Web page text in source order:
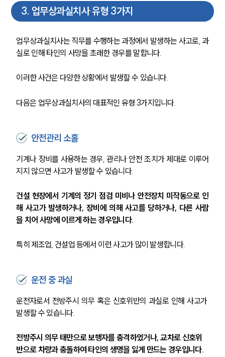
3. 업무상과실치사 유형 3가지
업무상과실치사는 직무를 수행하는 과정에서 발생하는 사고로, 과
실로 인해 타인의 사망을 초래한 경우를 말합니다.
이러한 사건은 다양한 상황에서 발생할 수 있습니다.
다음은 업무상과실치사의 대표적인 유형 3가지입니다.
안전관리 소홀
기계나 장비를 사용하는 경우, 관리나 안전 조치가 제대로 이루어
지지 않으면 사고가 발생할 수 있습니다.
건설 현장에서 기계의 정기 점검 미비나 안전장치 미작동으로 인
해 사고가 발생하거나, 장비에 의해 사고를 당하거나, 다른 사람
을 치어 사망에 이르게 하는 경우입니다.
특히 제조업, 건설업 등에서 이런 사고가 많이 발생합니다.
운전 중 과실
운전자로서 전방주시 의무 혹은 신호위반의 과실로 인해 사고가
발생할 수 있습니다.
전방주시 의무 태만으로 보행자를 충격하였거나, 교차로 신호위
반으로 차량과 충돌하여 타인의 생명을 잃게 만드는 경우입니다.